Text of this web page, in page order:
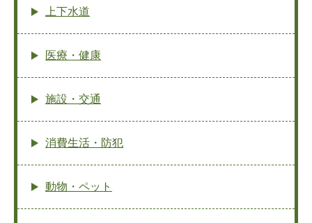
上下水道
医療・健康
施設・交通
消費生活・防犯
動物・ペット